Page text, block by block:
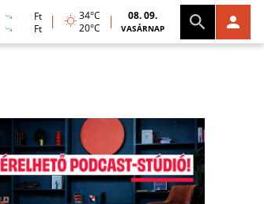
Ft
Ft
34°C
20°C
08. 09.
VASÁRNAP